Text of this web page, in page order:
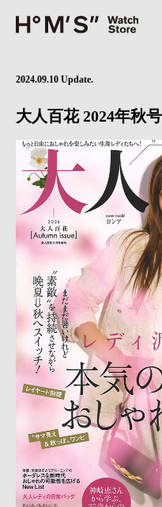
2024.09.10 Update.
大人百花 2024年秋号